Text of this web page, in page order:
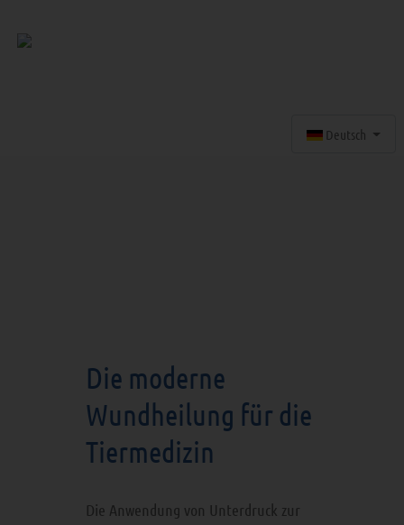
Deutsch
Die moderne
Wundheilung für die
Tiermedizin
Die Anwendung von Unterdruck zur